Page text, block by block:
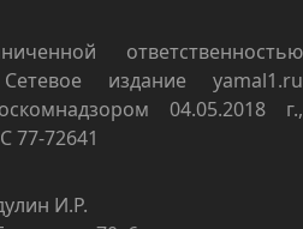
ответственностью
издание yamal1.ru
04.05.2018 г.,
77-72641
И.Р.